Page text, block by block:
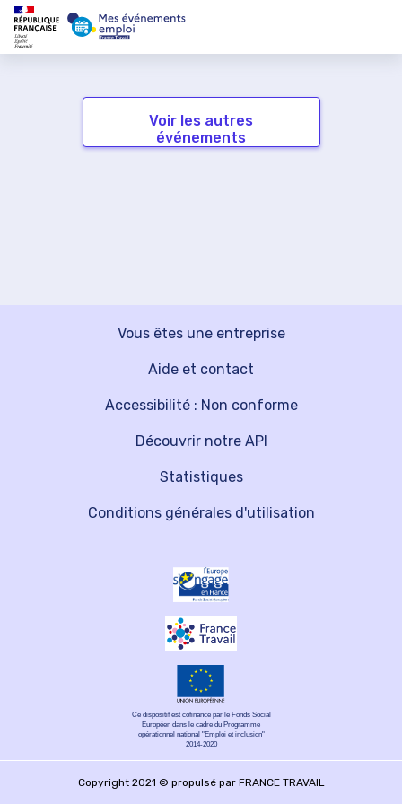
Voir les autres
événements
Vous êtes une entreprise
Découvrir notre API
Aide et contact
Statistiques
Accessibilité : Non conforme
Conditions générales d'utilisation
Ce dispositif est cofinancé par le Fonds Social
Européen dans le cadre du Programme
opérationnel national "Emploi et inclusion"
2014-2020
Copyright 2021 © propulsé par FRANCE TRAVAIL